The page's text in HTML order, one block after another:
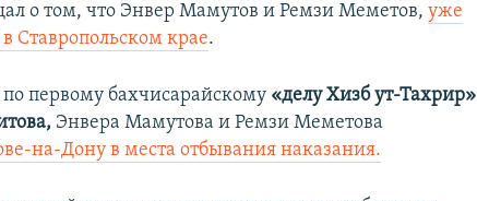
о том, что Энвер Мамутов и Ремзи Меметов,уже
Ставропольском крае.
первому бахчисарайскому «делу Хизб ут-Тахрир»
Энвера Мамутова и Ремзи Меметова
на-Дону в места отбывания наказания.